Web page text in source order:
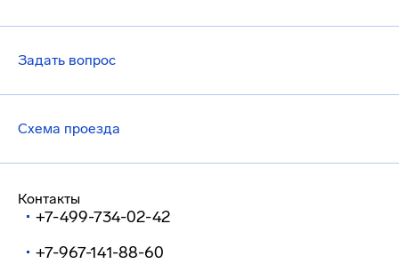
Задать вопрос
Схема проезда
Контакты
+7-499-734-02-42
+7-967-141-88-60